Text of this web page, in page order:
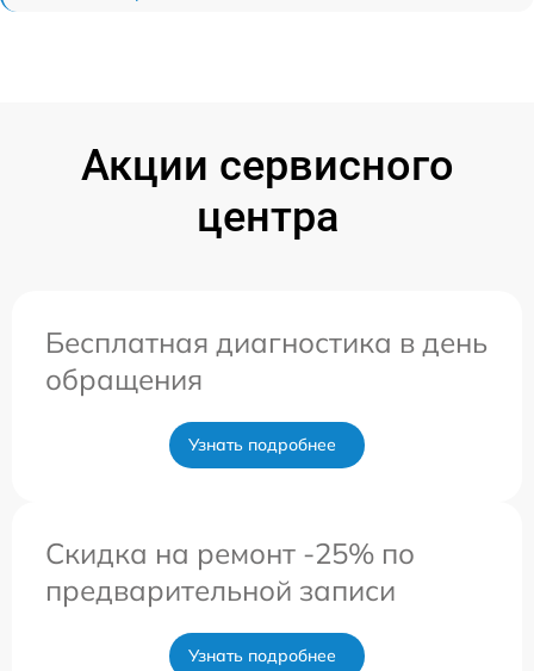
Акции сервисного
центра
Бесплатная диагностика в день
обращения
Узнать подробнее
Скидка на ремонт -25% по
предварительной записи
Узнать подробнее